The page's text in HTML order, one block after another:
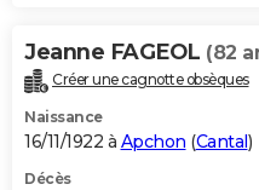
Jeanne FAGEOL (82
Créer une cagnotte obsèques
Naissance
16/11/1922 à Apchon (Cantal)
Décès